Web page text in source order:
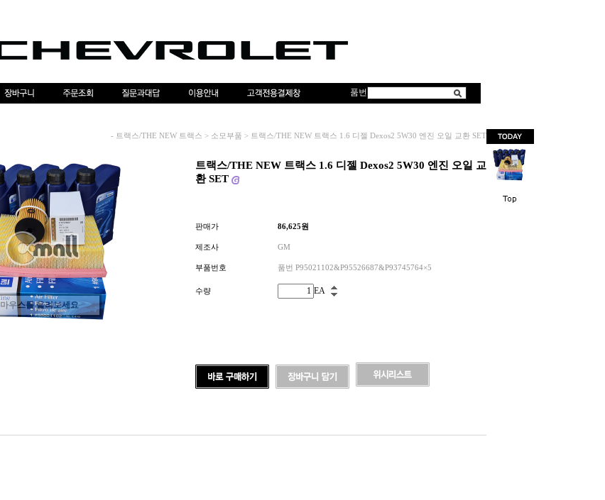
품번
- 트랙스/THE NEW 트랙스 > 소모부품 > 트랙스/THE NEW 트랙스 1.6 디젤 Dexos2 5W30 엔진 오일 교환 SET
마우스를 올려보세요
트랙스/THE NEW 트랙스 1.6 디젤 Dexos2 5W30 엔진 오일 교
환 SET
판매가 86,625원
제조사 GM
부품번호 품번 P95021102&P95526687&P93745764×5
수량 EA